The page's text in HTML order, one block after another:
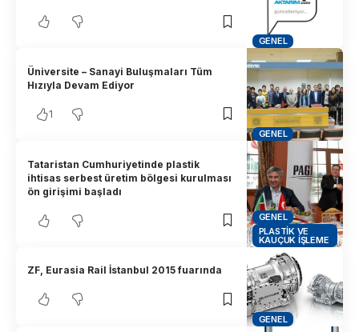
GENEL
GENEL
Üniversite – Sanayi Buluşmaları Tüm
Hızıyla Devam Ediyor
1
GENEL
PLASTIK VE
KAUÇUK İŞLEME
Tataristan Cumhuriyetinde plastik
ihtisas serbest üretim bölgesi kurulması
ön girişimi başladı
GENEL
ZF, Eurasia Rail İstanbul 2015 fuarında